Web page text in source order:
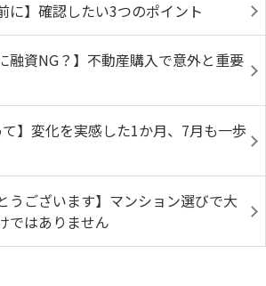
に】確認したい3つのポイント
融資NG？】不動産購入で意外と重要
】変化を実感した1か月、7月も一歩
うございます】マンション選びで大
ではありません